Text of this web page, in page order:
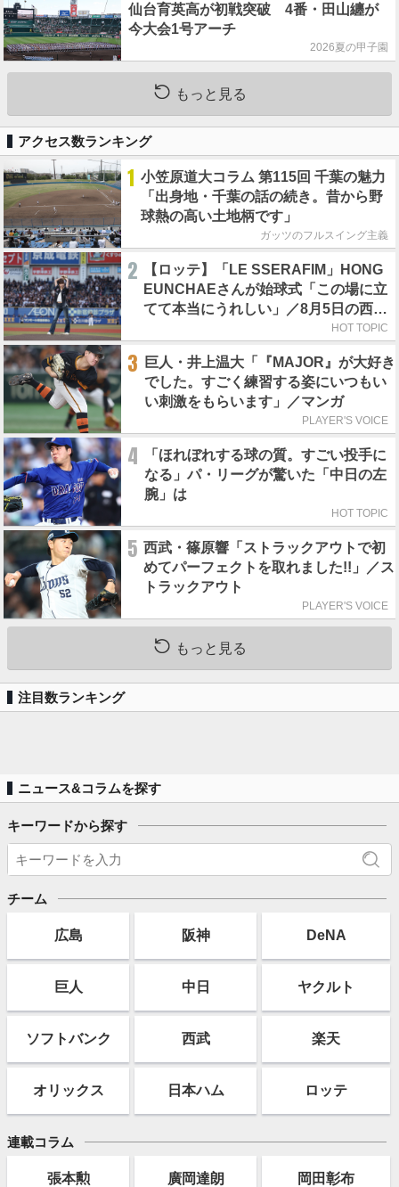
仙台育英高が初戦突破 4番・田山纏が
今大会1号アーチ
2026夏の甲子園
もっと見る
アクセス数ランキング
1 小笠原道大コラム 第115回 千葉の魅力
「出身地・千葉の話の続き。昔から野
球熱の高い土地柄です」
ガッツのフルスイング主義
2
【ロッテ】「LE SSERAFIM」HONG
EUNCHAEさんが始球式「この場に立
てて本当にうれしい」／8月5日の西武
HOT TOPIC
3
巨人・井上温大「『MAJOR』が大好き
でした。すごく練習する姿にいつもい
い刺激をもらいます」／マンガ
PLAYER'S VOICE
4
「ほれぼれする球の質。すごい投手に
なる」パ・リーグが驚いた「中日の左
腕」は
HOT TOPIC
5 西武・篠原響「ストラックアウトで初
めてパーフェクトを取れました!!」／ス
トラックアウト
PLAYER'S VOICE
もっと見る
注目数ランキング
ニュース&コラムを探す
キーワードから探す
チーム
広島 阪神 DeNA
巨人 中日 ヤクルト
ソフトバンク 西武 楽天
オリックス 日本ハム ロッテ
連載コラム
張本勲 廣岡達朗 岡田彰布